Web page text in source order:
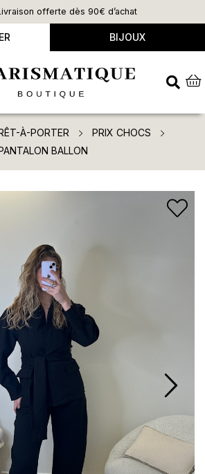
offerte dès 90€ d’achat
BIJOUX
À-PORTER
PRIX CHOCS
BALLON